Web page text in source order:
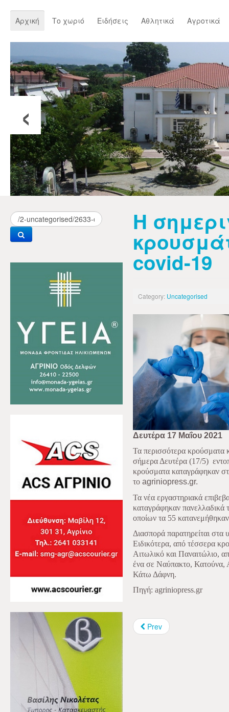
Αρχική Το χωριό Ειδήσεις Αθλητικά Αγροτικά
‹
Η
covid-19
Category: Uncategorised
Δευτέρα 17 Μαΐου 2021
Τα περισσότερα κρούσματα
σήμερα Δευτέρα (17/5)
κρούσματα καταγράφηκαν
το agriniopress.gr.
Τα νέα εργαστηριακά
καταγράφηκαν πανελλαδικά
οποίων τα 55
Διασπορά παρατηρείται
Ειδικότερα, από τέσσερα
Αιτωλικό και Παναιτώλιο,
ένα σε Ναύπακτο, Κατούνα,
Κάτω Δάφνη.
Πηγή: agriniopress.gr
Prev